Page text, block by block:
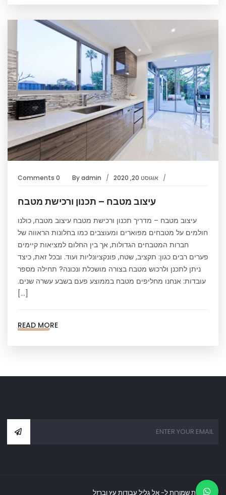
אוגוסט 20, 2020 Byadmin
0 Comments
עיצוב מטבח – תכנון ורכישת מטבח
עיצוב מטבח – מדריך תכנון ורכישת מטבח עיצוב מטבח, כולנו
חולמים על מטבחים מפוארים ומעוצבים כמו בחלונות הראווה של
חברות המטבחים הגדולות, אך בין החלום למציאות קיימים
פערים רבים כגון: תקציב, שטח, פונקציונליות ועוד. ובכל זאת, כיצד
ניתן לתכנן ולרכוש מטבח בצורה מושכלת ונכונה? תחילה מספר
עובדות: אנחנו מחליפים מטבח בממוצע פעם בשבע עשרה שנים.
[…]
READ MORE
כל הזכויות שמורות ל- אל גליל עבודות עץ וברזל